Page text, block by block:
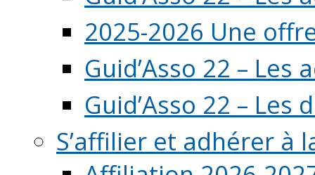
2025-2026 Une
Guid’Asso 22 –
Guid’Asso 22 – Les
S’affilier et adhérer à